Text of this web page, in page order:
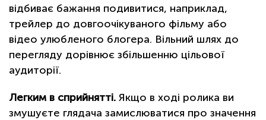
відбиває бажання подивитися, наприклад,
трейлер до довгоочікуваного фільму або
відео улюбленого блогера. Вільний шлях до
перегляду дорівнює збільшенню цільової
аудиторії.
Легким в сприйнятті. Якщо в ході ролика ви
змушуєте глядача замислюватися про значення